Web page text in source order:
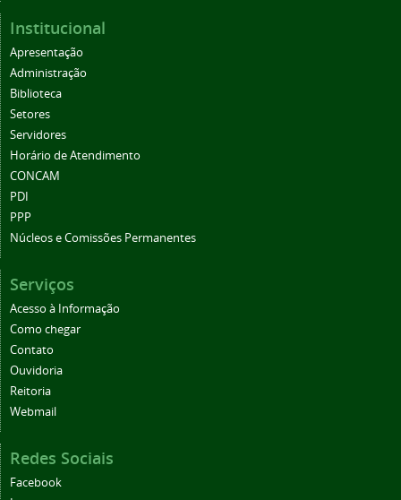
Institucional
Apresentação
Administração
Biblioteca
Setores
Servidores
Horário de Atendimento
CONCAM
PDI
PPP
Núcleos e Comissões Permanentes
Serviços
Acesso à Informação
Como chegar
Contato
Ouvidoria
Reitoria
Webmail
Redes Sociais
Facebook